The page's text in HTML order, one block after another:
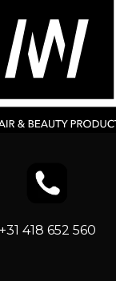
+31 418 652 560